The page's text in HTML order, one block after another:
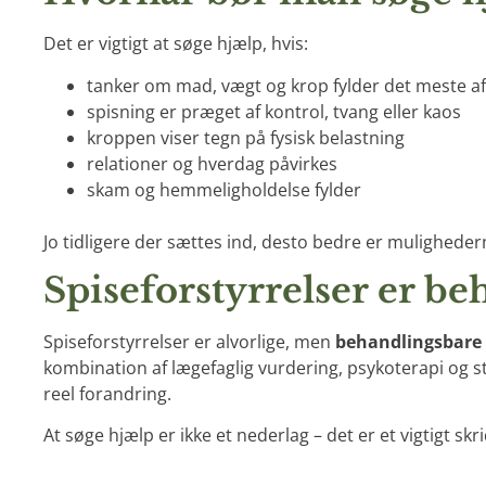
Det er vigtigt at søge hjælp, hvis:
tanker om mad, vægt og krop fylder det meste
spisning er præget af kontrol, tvang eller kaos
kroppen viser tegn på fysisk belastning
relationer og hverdag påvirkes
skam og hemmeligholdelse fylder
Jo tidligere der sættes ind, desto bedre er
Spiseforstyrrelser er
Spiseforstyrrelser er alvorlige, men behandlingsbare
kombination af lægefaglig vurdering, psykoterapi og
reel forandring.
At søge hjælp er ikke et nederlag – det er et vigtigt